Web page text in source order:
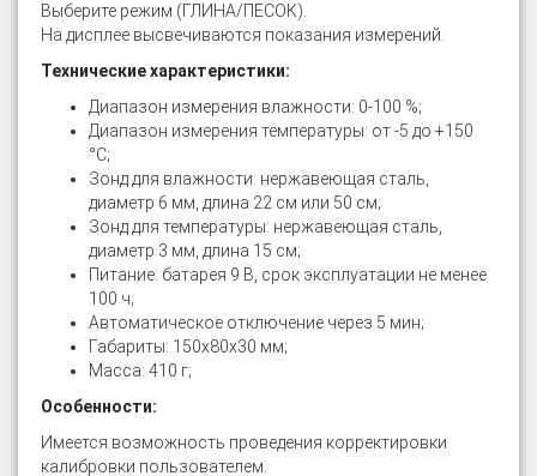
Выберите режим (ГЛИНА/ПЕСОК).
На дисплее высвечиваются показания измерений.
Технические характеристики:
Диапазон измерения влажности: 0-100 %;
Диапазон измерения температуры: от -5 до +150
°С;
Зонд для влажности: нержавеющая сталь,
диаметр 6 мм, длина 22 см или 50 см;
Зонд для температуры: нержавеющая сталь,
диаметр 3 мм, длина 15 см;
Питание: батарея 9 В, срок эксплуатации не менее
100 ч;
Автоматическое отключение через 5 мин;
Габариты: 150x80x30 мм;
Масса: 410 г;
Особенности:
Имеется возможность проведения корректировки
калибровки пользователем.